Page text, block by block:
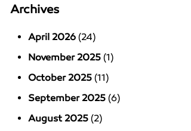
Archives
April 2026 (24)
November 2025 (1)
October 2025 (11)
September 2025 (6)
August 2025 (2)